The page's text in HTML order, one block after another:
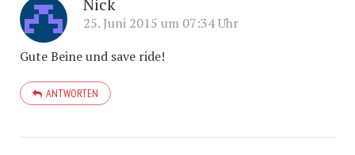
25. Juni 2015 um 07:34 Uhr
Gute Beine und save ride!
ANTWORTEN